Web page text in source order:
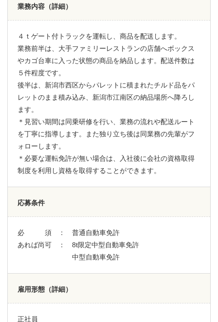
業務内容（詳細）
４ｔゲート付トラックを運転し、商品を配送します。
業務前半は、大手ファミリーレストランの店舗へボックス
やカゴ台車に入った状態の商品を納品します。配送件数は
５件程度です。
後半は、新潟市西区からパレットに積まれたチルド品をパ
レットのまま積み込み、新潟市江南区の納品場所へ降ろし
ます。
＊見習い期間は同乗研修を行い、業務の流れや配送ルート
を丁寧に指導します。また独り立ち後は同業務の先輩がフ
ォローします。
＊必要な運転免許が無い場合は、入社後に会社の資格取得
制度を利用し資格を取得することができます。
応募条件
必 須 ： 普通自動車免許
あれば尚可 ： 8t限定中型自動車免許
中型自動車免許
雇用形態（詳細）
正社員